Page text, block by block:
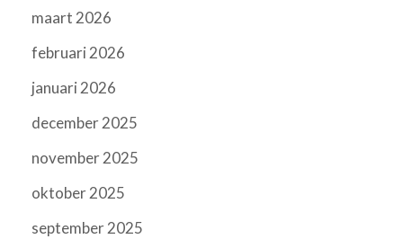
maart 2026
februari 2026
januari 2026
december 2025
november 2025
oktober 2025
september 2025